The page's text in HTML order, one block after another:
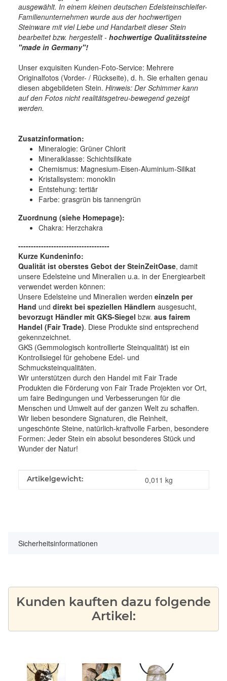
ausgewählt. In einem kleinen deutschen Edelsteinschleifer-
Familienunternehmen wurde aus der hochwertigen
Steinware mit viel Liebe und Handarbeit dieser Stein
bearbeitet bzw. hergestellt - hochwertige Qualitätssteine
"made in Germany"!
Unser exquisiten Kunden-Foto-Service: Mehrere
Originalfotos (Vorder- / Rückseite), d. h. Sie erhalten genau
diesen abgebildeten Stein. Hinweis: Der Schimmer kann
auf den Fotos nicht realitätsgetreu-bewegend gezeigt
werden.
Zusatzinformation:
Mineralogie: Grüner Chlorit
Mineralklasse: Schichtsilikate
Chemismus: Magnesium-Eisen-Aluminium-Silikat
Kristallsystem: monoklin
Entstehung: tertiär
Farbe: grasgrün bis tannengrün
Zuordnung (siehe Homepage):
Chakra: Herzchakra
------------------------------------
Kurze Kundeninfo:
Qualität ist oberstes Gebot der SteinZeitOase, damit
unsere Edelsteine und Mineralien u.a. in der Energiearbeit
verwendet werden können:
Unsere Edelsteine und Mineralien werden einzeln per
Hand und direkt bei speziellen Händlern ausgesucht,
bevorzugt Händler mit GKS-Siegel bzw. aus fairem
Handel (Fair Trade). Diese Produkte sind entsprechend
gekennzeichnet.
GKS (Gemmologisch kontrollierte Steinqualität) ist ein
Kontrollsiegel für gehobene Edel- und
Schmucksteinqualitäten.
Wir unterstützen durch den Handel mit Fair Trade
Produkten die Förderung von Fair Trade Projekten vor Ort,
um faire Bedingungen und Verbesserungen für die
Menschen und Umwelt auf der ganzen Welt zu schaffen.
Wir lieben besondere Signaturen, die Reinheit,
ungeschönte Steine, natürlich-kraftvolle Farben, besondere
Formen: Jeder Stein ein absolut besonderes Stück und
Wunder der Natur!
Produkteigenschaft
Wert
Artikelgewicht: 0,011 kg
Sicherheitsinformationen
Kunden kauften dazu folgende
Artikel: